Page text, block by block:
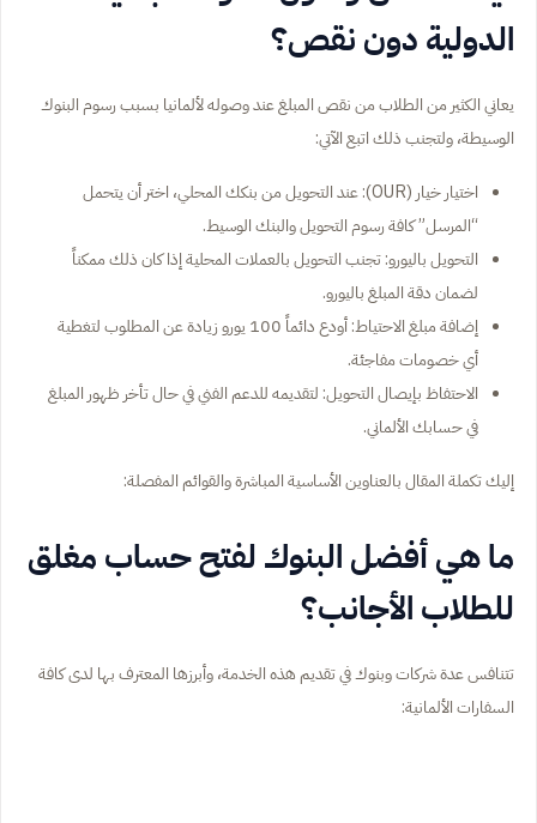
الدولية دون نقص؟
يعاني الكثير من الطلاب من نقص المبلغ عند وصوله لألمانيا بسبب رسوم البنوك
الوسيطة، ولتجنب ذلك اتبع الآتي:
اختيار خيار (OUR): عند التحويل من بنكك المحلي، اختر أن يتحمل
“المرسل” كافة رسوم التحويل والبنك الوسيط.
التحويل باليورو: تجنب التحويل بالعملات المحلية إذا كان ذلك ممكناً
لضمان دقة المبلغ باليورو.
إضافة مبلغ الاحتياط: أودع دائماً 100 يورو زيادة عن المطلوب لتغطية
أي خصومات مفاجئة.
الاحتفاظ بإيصال التحويل: لتقديمه للدعم الفني في حال تأخر ظهور المبلغ
في حسابك الألماني.
إليك تكملة المقال بالعناوين الأساسية المباشرة والقوائم المفصلة:
ما هي أفضل البنوك لفتح حساب مغلق
للطلاب الأجانب؟
تتنافس عدة شركات وبنوك في تقديم هذه الخدمة، وأبرزها المعترف بها لدى كافة
السفارات الألمانية: